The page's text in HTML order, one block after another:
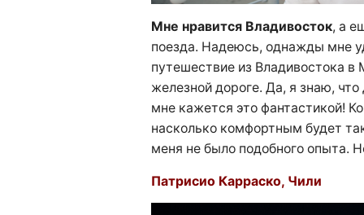
Мне нравится Владивосток, а
поезда. Надеюсь, однажды мне
путешествие из Владивостока в
железной дороге. Да, я знаю,
мне кажется это фантастикой!
насколько комфортным будет
меня не было подобного опыта.
Патрисио Карраско, Чили